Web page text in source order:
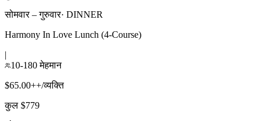
सोमवार – गुरुवार· DINNER
Harmony In Love Lunch (4-Course)
|
10-180 मेहमान
$65.00++/व्यक्ति
कुल $779